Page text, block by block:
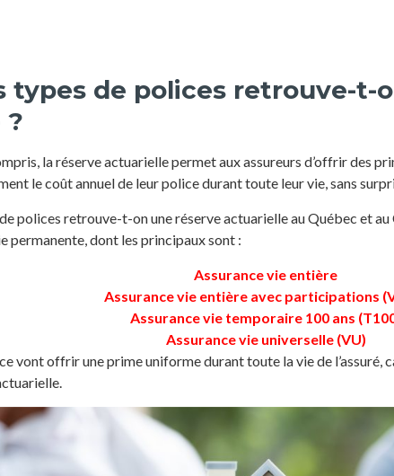
types de polices retrouve-t-
?
la réserve actuarielle permet aux assureurs d’offrir des
le coût annuel de leur police durant toute leur vie, sans
polices retrouve-t-on une réserve actuarielle au Québec et au
permanente, dont les principaux sont :
Assurance vie entière
Assurance vie entière avec participations
Assurance vie temporaire 100 ans
Assurance vie universelle (VU)
vont offrir une prime uniforme durant toute la vie de l’assuré,